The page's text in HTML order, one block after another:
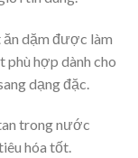
dặm được làm
hợp dành cho
dạng đặc.
trong nước
hóa tốt.